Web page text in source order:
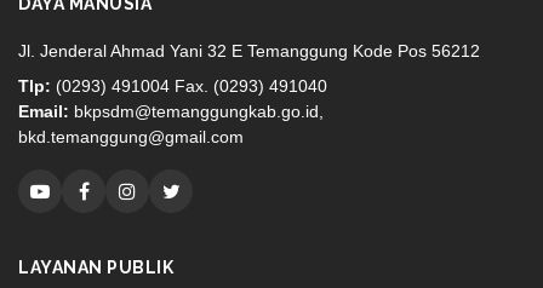
Jl. Jenderal Ahmad Yani 32 E Temanggung Kode Pos 56212
Tlp: (0293) 491004 Fax. (0293) 491040
Email: bkpsdm@temanggungkab.go.id,
bkd.temanggung@gmail.com
LAYANAN PUBLIK